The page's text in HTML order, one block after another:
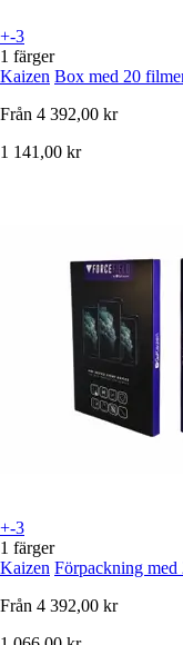
+-3
1 färger
Kaizen Box med 20
Från 4 392,00 kr
1 141,00 kr
+-3
1 färger
Kaizen Förpackning
Från 4 392,00 kr